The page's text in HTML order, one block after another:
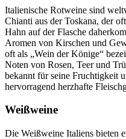
Italienische Rotweine sind
Chianti aus der Toskana, der
Hahn auf der Flasche
Aromen von Kirschen und
oft als „Wein der Könige“
Noten von Rosen, Teer und
bekannt für seine Fruchtigkeit
hervorragend herzhafte
Weißweine
Die Weißweine Italiens bieten